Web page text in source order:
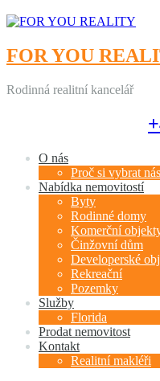
FOR YOU
Rodinná realitní kancelář
O nás
Proč si vybrat
Nabídka nemovitostí
Byty
Rodinné domy
Komerční
Činžovní dům
Developerské
Rekreační
Pozemky
Služby
Florida
Prodat nemovitost
Kontakt
Realitní makléři